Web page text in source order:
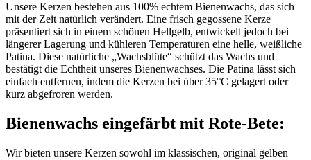
Unsere Kerzen bestehen aus 100% echtem Bienenwachs, das sich
mit der Zeit natürlich verändert. Eine frisch gegossene Kerze
präsentiert sich in einem schönen Hellgelb, entwickelt jedoch bei
längerer Lagerung und kühleren Temperaturen eine helle, weißliche
Patina. Diese natürliche „Wachsblüte“ schützt das Wachs und
bestätigt die Echtheit unseres Bienenwachses. Die Patina lässt sich
einfach entfernen, indem die Kerzen bei über 35°C gelagert oder
kurz abgefroren werden.
Bienenwachs eingefärbt mit Rote-Bete:
Wir bieten unsere Kerzen sowohl im klassischen, original gelben